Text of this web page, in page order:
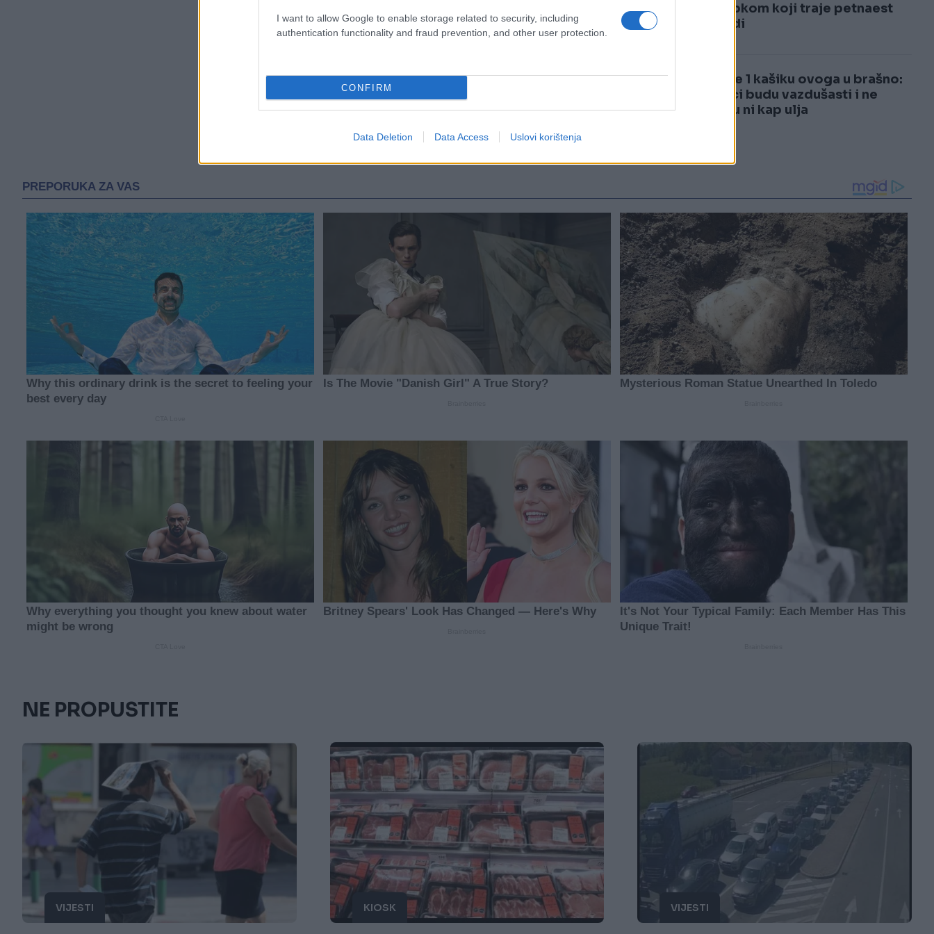
I want to allow Google to enable storage related to security, including
authentication functionality and fraud prevention, and other user protection.
CONFIRM
Data Deletion Data Access Uslovi korištenja
postupkom koji traje petnaest
sekundi
4
Stavite 1 kašiku ovoga u brašno:
Uštipci budu vazdušasti i ne
upijaju ni kap ulja
NE PROPUSTITE
VIJESTI KIOSK VIJESTI